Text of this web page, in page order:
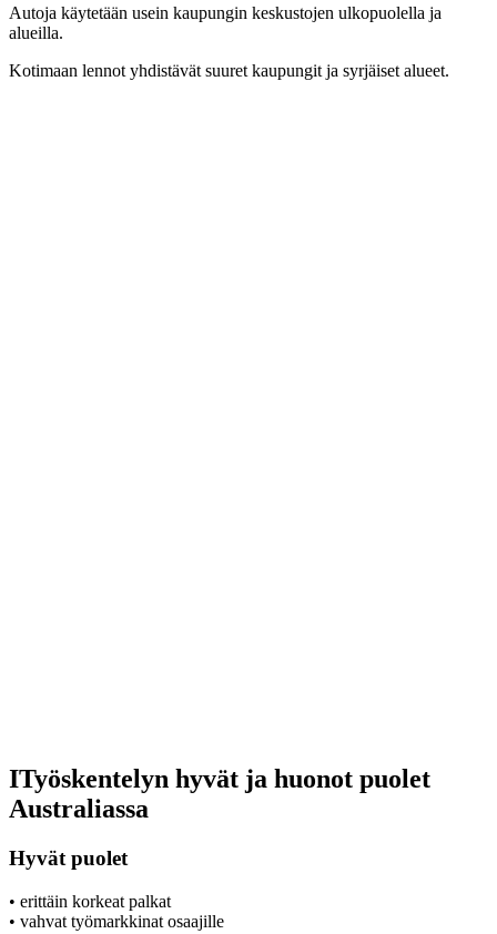
Autoja käytetään usein kaupungin keskustojen ulkopuolella ja
alueilla.
Kotimaan lennot yhdistävät suuret kaupungit ja syrjäiset alueet.
ITyöskentelyn hyvät ja huonot puolet
Australiassa
Hyvät puolet
• erittäin korkeat palkat
• vahvat työmarkkinat osaajille